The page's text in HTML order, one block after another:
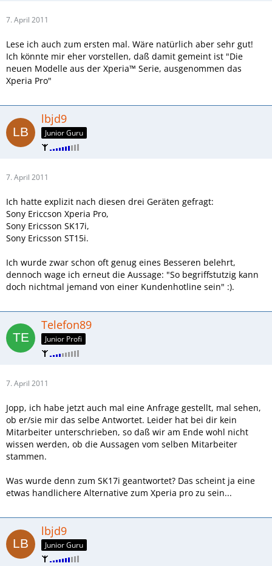
7. April 2011
Lese ich auch zum ersten mal. Wäre natürlich aber sehr gut!
Ich könnte mir eher vorstellen, daß damit gemeint ist "Die
neuen Modelle aus der Xperia™ Serie, ausgenommen das
Xperia Pro"
lbjd9
Junior Guru
7. April 2011
Ich hatte explizit nach diesen drei Geräten gefragt:
Sony Ericcson Xperia Pro,
Sony Ericsson SK17i,
Sony Ericsson ST15i.
Ich wurde zwar schon oft genug eines Besseren belehrt,
dennoch wage ich erneut die Aussage: "So begriffstutzig kann
doch nichtmal jemand von einer Kundenhotline sein" :).
Telefon89
Junior Profi
7. April 2011
Jopp, ich habe jetzt auch mal eine Anfrage gestellt, mal sehen,
ob er/sie mir das selbe Antwortet. Leider hat bei dir kein
Mitarbeiter unterschrieben, so daß wir am Ende wohl nicht
wissen werden, ob die Aussagen vom selben Mitarbeiter
stammen.
Was wurde denn zum SK17i geantwortet? Das scheint ja eine
etwas handlichere Alternative zum Xperia pro zu sein...
lbjd9
Junior Guru